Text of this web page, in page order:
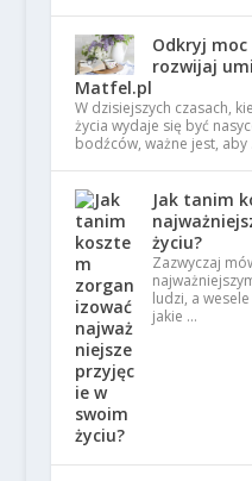
Odkryj moc
rozwijaj
Matfel.pl
W dzisiejszych czasach,
życia wydaje się być
bodźców, ważne jest, aby
Jak tanim
życiu?
Zazwyczaj
ludzi, a
jakie …